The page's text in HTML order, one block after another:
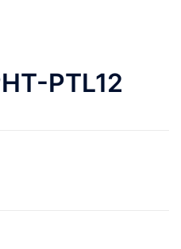
PTL12